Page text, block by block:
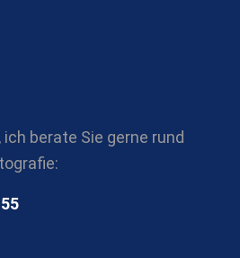
berate Sie gerne rund